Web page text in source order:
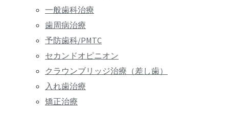
一般歯科治療
歯周病治療
予防歯科/PMTC
セカンドオピニオン
クラウンブリッジ治療（差し歯）
入れ歯治療
矯正治療